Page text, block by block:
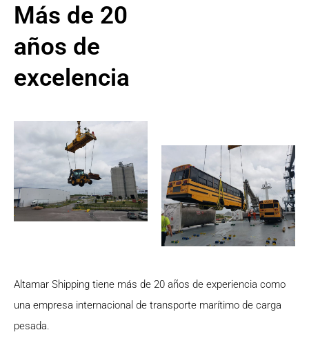
Más de 20
años de
excelencia
Altamar Shipping tiene más de 20 años de experiencia como
una empresa internacional de transporte marítimo de carga
pesada.